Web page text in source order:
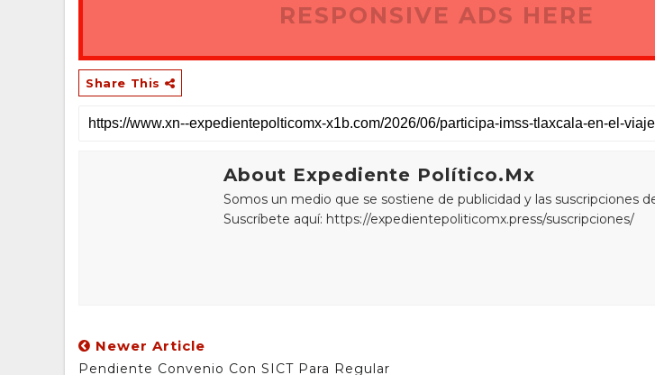
RESPONSIVE ADS HERE
Share This
About Expediente Político.Mx
Somos un medio que se sostiene de publicidad y las suscripciones
Suscríbete aquí: https://expedientepoliticomx.press/suscripciones/
Newer Article
Pendiente Convenio Con SICT Para Regular